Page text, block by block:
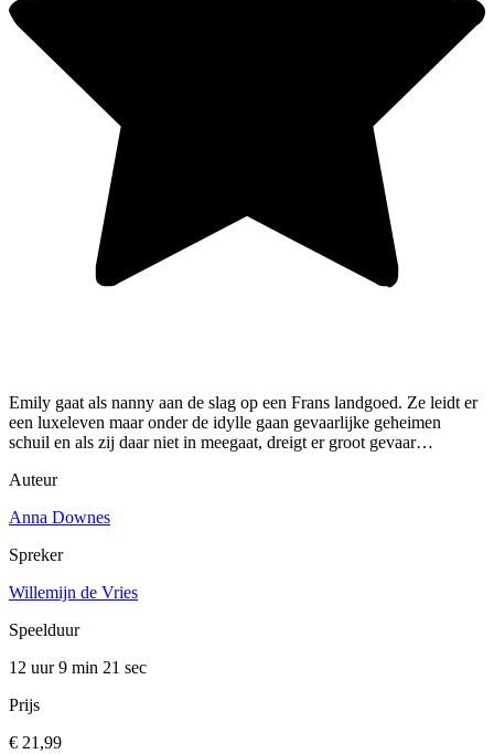
Emily gaat als nanny aan de slag op een Frans landgoed. Ze leidt er
een luxeleven maar onder de idylle gaan gevaarlijke geheimen
schuil en als zij daar niet in meegaat, dreigt er groot gevaar…
Auteur
Anna Downes
Spreker
Willemijn de Vries
Speelduur
12 uur 9 min 21 sec
Prijs
€ 21,99